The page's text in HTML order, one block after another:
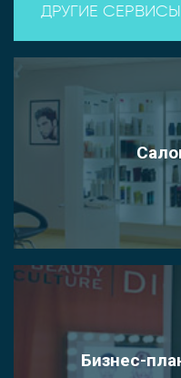
ДРУГИЕ СЕРВИСЫ
Бизнес-